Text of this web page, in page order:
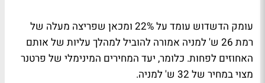
עומק הדשדוש עומד על 22% ומכאן שפריצה מעלה של
רמת 26 ש' למניה אמורה להוביל למהלך עליות של אותם
האחוזים לפחות. כלומר, יעד המחירים המינימלי של פרטנר
מצוי במחיר של 32 ש' למניה.